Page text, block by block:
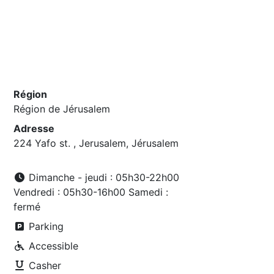
Région
Région de Jérusalem
Adresse
224 Yafo st. , Jerusalem, Jérusalem
Dimanche - jeudi : 05h30-22h00
Vendredi : 05h30-16h00 Samedi :
fermé
Parking
Accessible
Casher